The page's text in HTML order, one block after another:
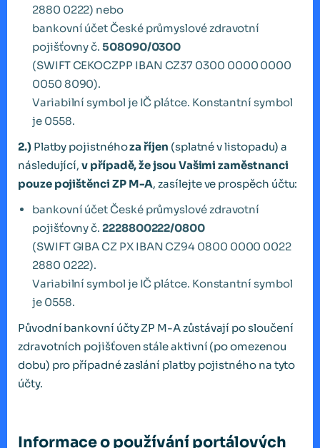
2880 0222) nebo
bankovní účet České průmyslové zdravotní
pojišťovny č.508090/0300
(SWIFT CEKOCZPP IBAN CZ37 0300 0000 0000
0050 8090).
Variabilní symbol je IČ plátce. Konstantní symbol
je 0558.
2.)Platby pojistnéhoza říjen (splatné v listopadu) a
následující,v případě, že jsou Vašimi zaměstnanci
pouze pojištěnci ZP M-A, zasílejte ve prospěch účtu:
bankovní účet České průmyslové zdravotní
pojišťovny č.2228800222/0800
(SWIFT GIBA CZ PX IBAN CZ94 0800 0000 0022
2880 0222).
Variabilní symbol je IČ plátce. Konstantní symbol
je 0558.
Původní bankovní účty ZP M-A zůstávají po sloučení
zdravotních pojišťoven stále aktivní (po omezenou
dobu) pro případné zaslání platby pojistného na tyto
účty.
Informace o používání portálových